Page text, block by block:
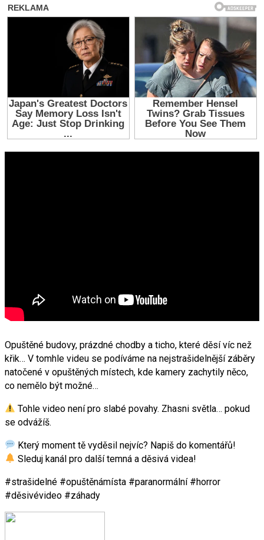
Opuštěné budovy, prázdné chodby a ticho, které děsí víc než
křik… V tomhle videu se podíváme na nejstrašidelnější záběry
natočené v opuštěných místech, kde kamery zachytily něco,
co nemělo být možné…
Tohle video není pro slabé povahy. Zhasni světla… pokud
se odvážíš.
Který moment tě vyděsil nejvíc? Napiš do komentářů!
Sleduj kanál pro další temná a děsivá videa!
#strašidelné #opuštěnámísta #paranormální #horror
#děsivévideo #záhady